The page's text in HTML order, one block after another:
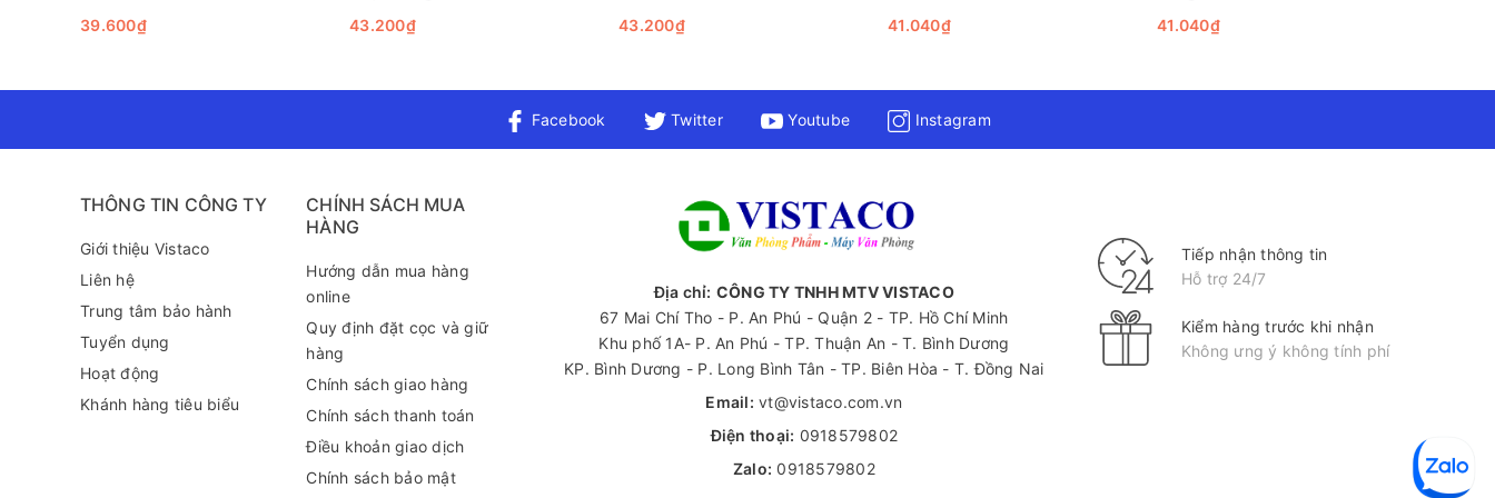
lựa chọn để góp phần vào nỗ lực chung nhằm bảo vệ hành tinh.
Đại Bảo Tiên – một bước đi nhỏ nhưng ý nghĩa lớn lao trong hành trình hướng tới sự phát triển bền vững.
Để biết thêm thông tin về sản phẩm này cũng như tìm hiểu thêm về các loại văn phòng phẩm khác, hãy liên hệ ngay với Vistaco - Văn phòng phẩm Bình Dương: 0911 548
289 (zalo) để được tư vấn chi tiết hơn!
39.600₫
43.200₫
43.200₫
41.040₫
41.040₫
Facebook Twitter Youtube Instagram
THÔNG TIN CÔNG TY
Giới thiệu Vistaco
Liên hệ
Trung tâm bảo hành
Tuyển dụng
Hoạt động
Khánh hàng tiêu biểu
CHÍNH SÁCH MUA
HÀNG
Hướng dẫn mua hàng
online
Quy định đặt cọc và giữ
hàng
Chính sách giao hàng
Chính sách thanh toán
Điều khoản giao dịch
Chính sách bảo mật
Địa chỉ: CÔNG TY TNHH MTV VISTACO
67 Mai Chí Tho - P. An Phú - Quận 2 - TP. Hồ Chí Minh
Khu phố 1A- P. An Phú - TP. Thuận An - T. Bình Dương
KP. Bình Dương - P. Long Bình Tân - TP. Biên Hòa - T. Đồng Nai
Email: vt@vistaco.com.vn
Điện thoại: 0918579802
Zalo: 0918579802
Tiếp nhận thông tin
Hỗ trợ 24/7
Kiểm hàng trước khi nhận
Không ưng ý không tính phí